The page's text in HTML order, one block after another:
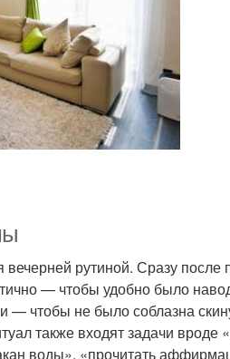
вечерней рутиной. Сразу
— чтобы удобно было
— чтобы не было соблазна
также входят задачи вроде
воды», «прочитать